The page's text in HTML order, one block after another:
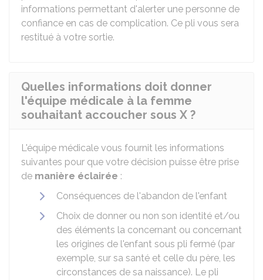
informations permettant d'alerter une personne de
confiance en cas de complication. Ce pli vous sera
restitué à votre sortie.
Quelles informations doit donner
l'équipe médicale à la femme
souhaitant accoucher sous X ?
L'équipe médicale vous fournit les informations
suivantes pour que votre décision puisse être prise
de manière éclairée :
Conséquences de l'abandon de l'enfant
Choix de donner ou non son identité et/ou
des éléments la concernant ou concernant
les origines de l'enfant sous pli fermé (par
exemple, sur sa santé et celle du père, les
circonstances de sa naissance). Le pli